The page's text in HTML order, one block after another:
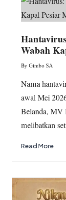
w
s.
m
Wabah
Posted
by
By Gimbo SA
Nama
awal Mei
Belanda, MV
melibatkan
Read More